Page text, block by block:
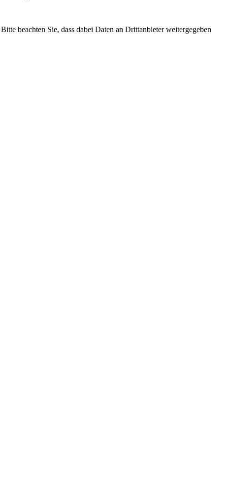
beachten Sie, dass dabei Daten an Drittanbieter weitergegeben